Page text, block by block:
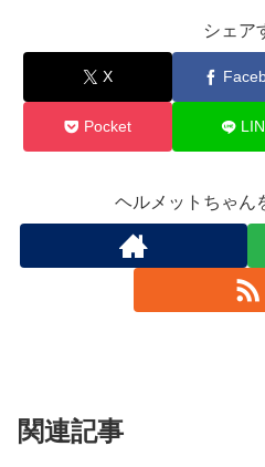
シェア
X
Pocket
ヘルメットちゃん
関連記事